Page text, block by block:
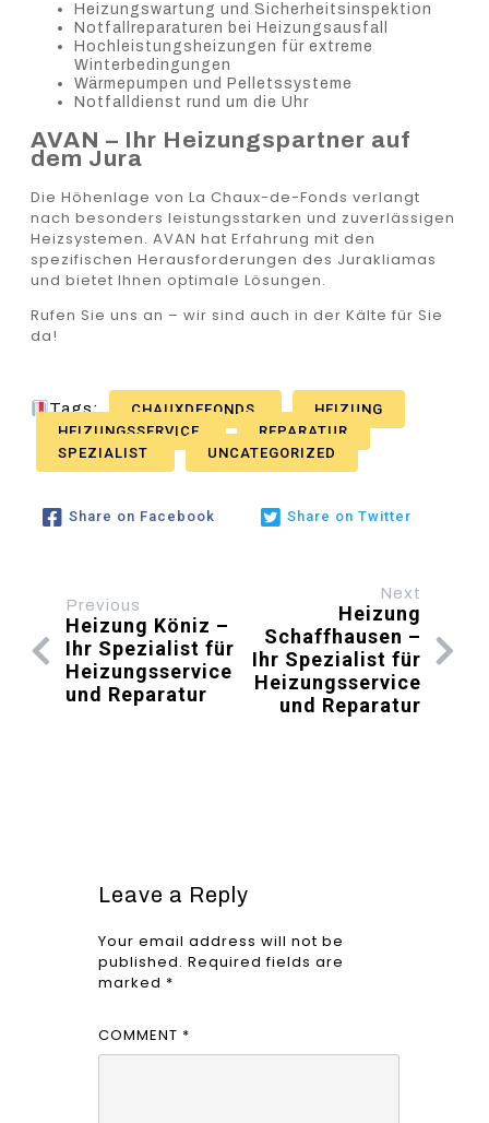
Heizungswartung und Sicherheitsinspektion
Notfallreparaturen bei Heizungsausfall
Hochleistungsheizungen für extreme
Winterbedingungen
Wärmepumpen und Pelletssysteme
Notfalldienst rund um die Uhr
AVAN – Ihr Heizungspartner auf
dem Jura
Die Höhenlage von La Chaux-de-Fonds verlangt
nach besonders leistungsstarken und zuverlässigen
Heizsystemen. AVAN hat Erfahrung mit den
spezifischen Herausforderungen des Jurakliamas
und bietet Ihnen optimale Lösungen.
Rufen Sie uns an – wir sind auch in der Kälte für Sie
da!
Tags: CHAUXDEFONDS
HEIZUNG
HEIZUNGSSERVICE
REPARATUR
SPEZIALIST
UNCATEGORIZED
Share on Facebook Share on Twitter
Previous
Heizung Köniz –
Ihr Spezialist für
Heizungsservice
und Reparatur
Next
Heizung
Schaffhausen –
Ihr Spezialist für
Heizungsservice
und Reparatur
Leave a Reply
Your email address will not be
published. Required fields are
marked *
COMMENT *